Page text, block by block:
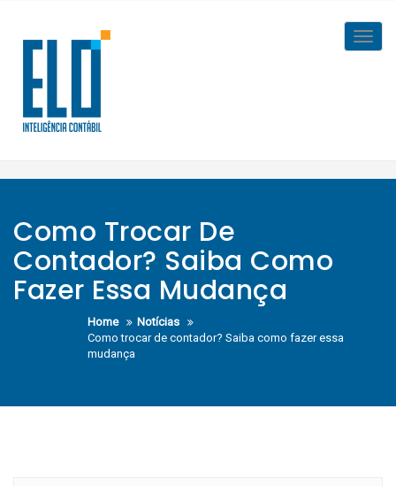
content
Como Trocar De
Contador? Saiba Como
Fazer Essa Mudança
Home
Notícias
Como trocar de contador? Saiba como fazer essa
mudança